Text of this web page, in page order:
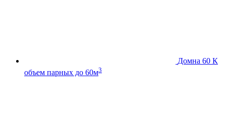
Домна 60 К
объем парных до 60м3